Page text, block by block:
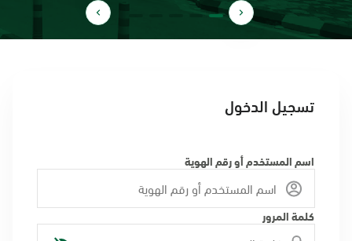
تسجيل الدخول
اسم المستخدم أو رقم الهوية
كلمة المرور